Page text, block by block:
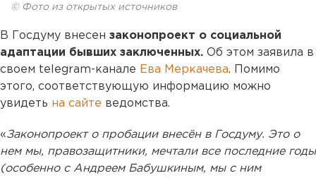
© Фото из открытых источников
В Госдуму внесен законопроект о социальной
адаптации бывших заключенных. Об этом заявила в
своем telegram-канале Ева Меркачева. Помимо
этого, соответствующую информацию можно
увидеть на сайте ведомства.
«Законопроект о пробации внесён в Госдуму. Это о
нем мы, правозащитники, мечтали все последние годы
(особенно с Андреем Бабушкиным, мы с ним